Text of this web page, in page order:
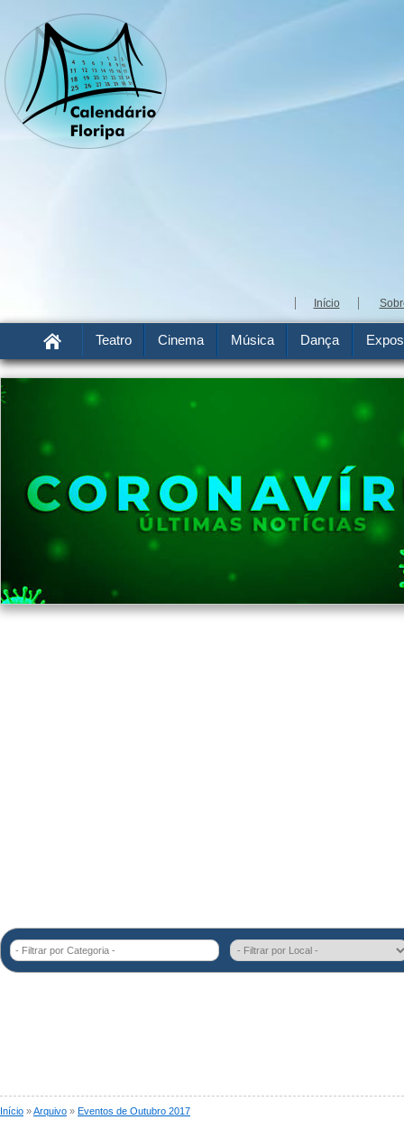
Início
Teatro Cinema Música Dança
- Filtrar por Categoria -
Início »Arquivo » Eventos de Outubro 2017